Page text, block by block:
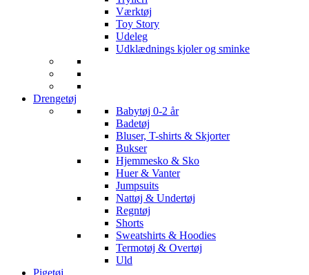
Værktøj
Toy Story
Udeleg
Udklædnings kjoler og sminke
Drengetøj
Babytøj 0-2 år
Badetøj
Bluser, T-shirts & Skjorter
Bukser
Hjemmesko & Sko
Huer & Vanter
Jumpsuits
Nattøj & Undertøj
Regntøj
Shorts
Sweatshirts & Hoodies
Termotøj & Overtøj
Uld
Pigetøj